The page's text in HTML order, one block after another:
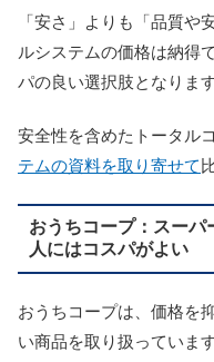
「安さ」よりも「品質や
ルシステムの価格は納得
パの良い選択肢となります
安全性を含めたトータル
テムの資料を取り寄せて
おうちコープ：スーパ
人にはコスパがよい
おうちコープは、価格を
い商品を取り扱っています